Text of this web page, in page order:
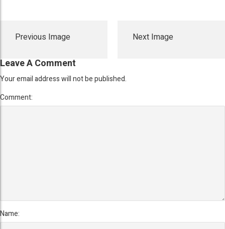
Previous Image Next Image
Leave A Comment
Your email address will not be published.
Comment:
Name: